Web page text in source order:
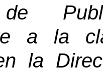
de
a la
la